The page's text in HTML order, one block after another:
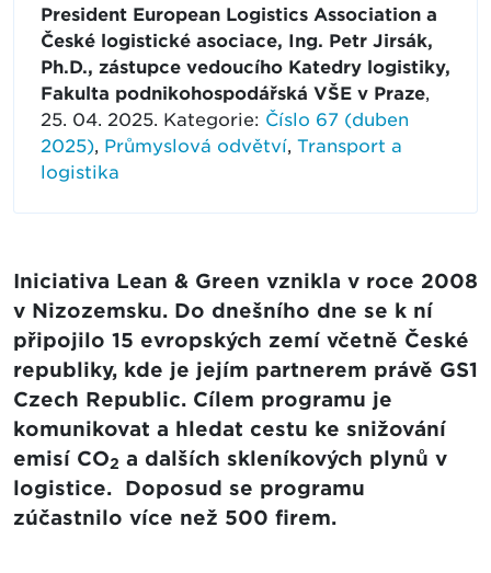
President European Logistics Association a
České logistické asociace, Ing. Petr Jirsák,
Ph.D., zástupce vedoucího Katedry logistiky,
Fakulta podnikohospodářská VŠE v Praze,
25. 04. 2025. Kategorie: Číslo 67 (duben
2025), Průmyslová odvětví, Transport a
logistika
Iniciativa Lean & Green vznikla v roce 2008
v Nizozemsku. Do dnešního dne se k ní
připojilo 15 evropských zemí včetně České
republiky, kde je jejím partnerem právě GS1
Czech Republic. Cílem programu je
komunikovat a hledat cestu ke snižování
emisí CO2 a dalších skleníkových plynů v
logistice. Doposud se programu
zúčastnilo více než 500 firem.